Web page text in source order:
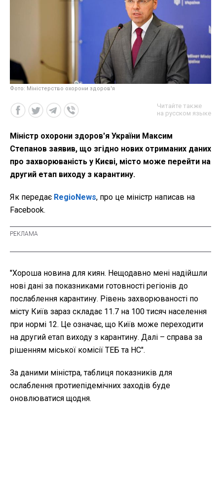
Фото: Міністерство охорони здоров'я
Читайте также
на русском языке
Міністр охорони здоров'я України Максим
Степанов заявив, що згідно нових отриманих даних
про захворюваність у Києві, місто може перейти на
другий етап виходу з карантину.
Як передає RegioNews, про це міністр написав на
Facebook.
"Хороша новина для киян. Нещодавно мені надійшли
нові дані за показниками готовності регіонів до
послаблення карантину. Рівень захворюваності по
місту Київ зараз складає 11.7 на 100 тисяч населення
при нормі 12. Це означає, що Київ може переходити
на другий етап виходу з карантину. Далі – справа за
рішенням міської комісії ТЕБ та НС".
За даними міністра, таблиця показників для
ослаблення протиепідемічних заходів буде
оновлюватися щодня.